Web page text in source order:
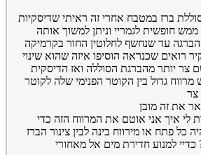
ברז במטבח אחרי זה ראיתי שדיסקיות
חופשית לגמריי וניתן למשוך אותה
ההברגה עד שנחשף לחלוטין החור בקרמיקה
רואים שכנראה הוסיפו איזה שהוא שינוי
צר יותר מהברגת הסוללה ואז הדיסקית
מרווח גדול בין הקוטר הפנימי שלה לקוטר
צר
את זה מובן
לי איך אני אוטם את המרווח הזה כדי
כל פתח או מירווח בינה לבין צינור הברז
כדיי למנוע חדירת מים אל מאחורי